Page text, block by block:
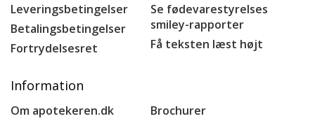
Leveringsbetingelser
Betalingsbetingelser
Fortrydelsesret
Se fødevarestyrelses
smiley-rapporter
Få teksten læst højt
Information
Om apotekeren.dk
Brochurer